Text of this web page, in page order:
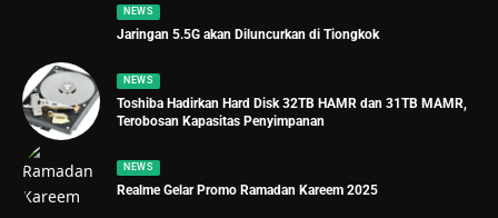
NEWS
Jaringan 5.5G akan Diluncurkan di Tiongkok
NEWS
Toshiba Hadirkan Hard Disk 32TB HAMR dan 31TB MAMR,
Terobosan Kapasitas Penyimpanan
NEWS
Realme Gelar Promo Ramadan Kareem 2025